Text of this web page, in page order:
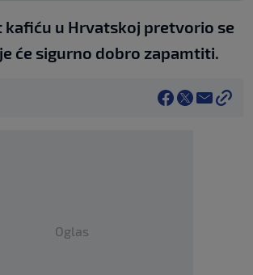
kafiću u Hrvatskoj pretvorio se
će sigurno dobro zapamtiti.
Oglas